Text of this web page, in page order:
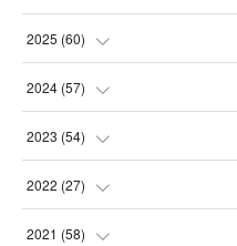
(5
(3
(7
(6
2025 (60)
(3
(3
(3
(2
2024 (57)
(4
(5
(2
2023 (54)
(6
(8
2022 (27)
(1
2021 (58)